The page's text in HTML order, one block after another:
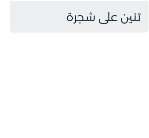
تنين على شجرة